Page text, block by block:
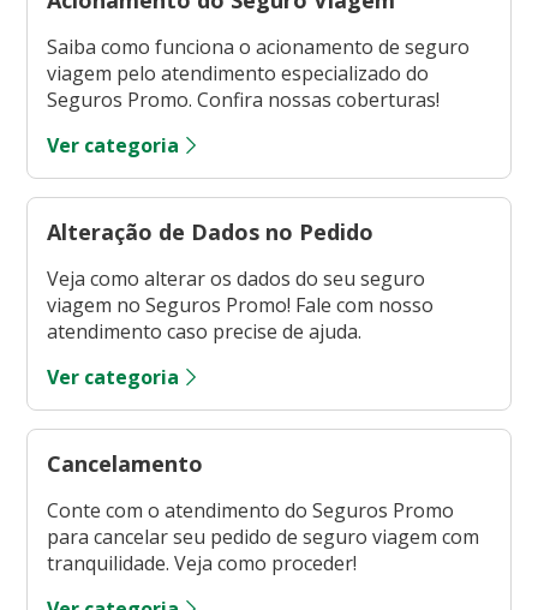
Saiba como funciona o acionamento de seguro
viagem pelo atendimento especializado do
Seguros Promo. Confira nossas coberturas!
Ver categoria
Alteração de Dados no Pedido
Veja como alterar os dados do seu seguro
viagem no Seguros Promo! Fale com nosso
atendimento caso precise de ajuda.
Ver categoria
Cancelamento
Conte com o atendimento do Seguros Promo
para cancelar seu pedido de seguro viagem com
tranquilidade. Veja como proceder!